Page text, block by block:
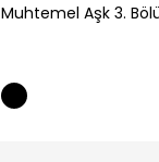
Muhtemel Aşk 3.